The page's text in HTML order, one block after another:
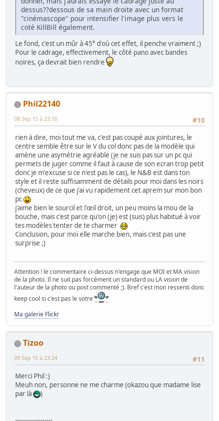
dessus??dessous de sa main droite avec un format
"cinémascope" pour intensifier l'image plus vers le
coté KillBill également.
Le fond, c'est un mûr à 45° d'où cet effet, il penche vraiment ;)
Pour le cadrage, effectivement, le côté pano avec bandes
noires, ça devrait bien rendre
Phil22140
#10
08 Sep 15 à 23:16
rien à dire, moi tout me va, c'est pas coupé aux jointures, le
centre semble être sur le V du col donc pas de la modèle qui
amène une asymétrie agréable (je ne suis pas sur un pc qui
permets de juger comme il faut à cause de son ecran trop petit
donc je m'excuse si ce n'est pas le cas), le N&B est dans ton
style et il reste suffisamment de détails pour moi dans les noirs
(cheveux) de ce que j'ai vu rapidement cet aprem sur mon bon
pc
j'aime bien le sourcil et l'œil droit, un peu moins la mou de la
bouche, mais c'est parce qu'on (je) est (suis) plus habitué à voir
tes modèles tenter de te charmer
Conclusion, pour moi elle marche bien, mais c'est pas une
surprise ;)
Attention ! le commentaire ci-dessus n'engage que MOI et MA vision
de la photo. Il ne suit pas forcément un standard ou LA vision de
l'auteur de la photo ou post commenté ;). Bref c'est mon ressenti donc
keep cool si c'est pas le votre
Ma galerie Flickr
Tizoo
#11
09 Sep 15 à 23:24
Merci Phil :)
Meuh non, personne ne me charme (okazou que madame lise
par là
)